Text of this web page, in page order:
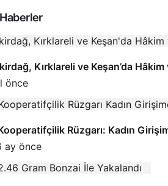
Kırklareli ve Keşan’da Hâkim
önce
Rüzgarı: Kadın
ay önce